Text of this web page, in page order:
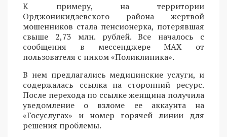
К примеру, на территории
Орджоникидзевского района жертвой
мошенников стала пенсионерка, потерявшая
свыше 2,73 млн. рублей. Все началось с
сообщения в мессенджере MAX от
пользователя с ником «Поликлиника».
В нем предлагались медицинские услуги, и
содержалась ссылка на сторонний ресурс.
После перехода по ссылке женщина получила
уведомление о взломе ее аккаунта на
«Госуслугах» и номер горячей линии для
решения проблемы.